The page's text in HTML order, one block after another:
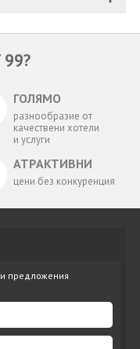
ГОЛЯМО
разнообразие от
качествени хотели
и услуги
АТРАКТИВНИ
цени без конкуренция
предложения